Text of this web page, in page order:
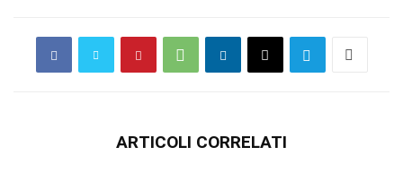
ARTICOLI CORRELATI